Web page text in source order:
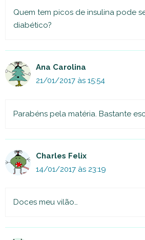
Quem tem picos de insulina pode
diabético?
Ana Carolina
21/01/2017 às 15:54
Parabéns pela matéria. Bastante
Charles Felix
14/01/2017 às 23:19
Doces meu vilão…